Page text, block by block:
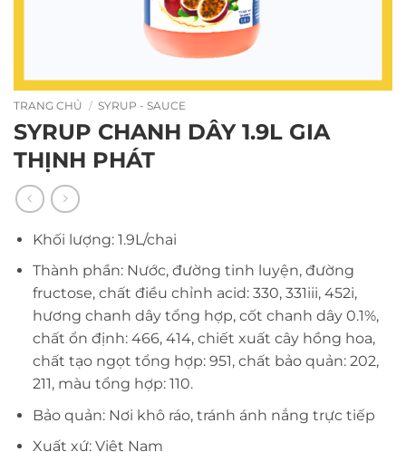
TRANG CHỦ / SYRUP - SAUCE
SYRUP CHANH DÂY 1.9L GIA
THỊNH PHÁT
Khối lượng: 1.9L/chai
Thành phần: Nước, đường tinh luyện, đường
fructose, chất điều chỉnh acid: 330, 331iii, 452i,
hương chanh dây tổng hợp, cốt chanh dây 0.1%,
chất ổn định: 466, 414, chiết xuất cây hồng hoa,
chất tạo ngọt tổng hợp: 951, chất bảo quản: 202,
211, màu tổng hợp: 110.
Bảo quản: Nơi khô ráo, tránh ánh nắng trực tiếp
Xuất xứ: Việt Nam